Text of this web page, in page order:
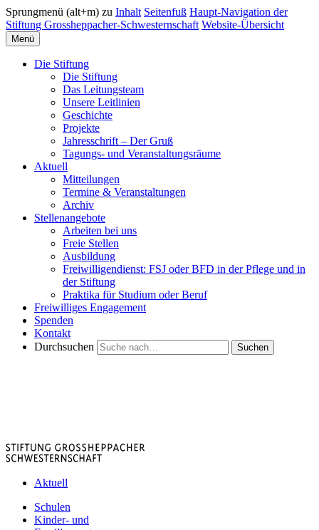
Sprungmenü (alt+m) zu Inhalt Seitenfuß Haupt-Navigation der
Stiftung Grossheppacher-Schwesternschaft Website-Übersicht
Menü
Die Stiftung
Die Stiftung
Das Leitungsteam
Unsere Leitlinien
Geschichte
Projekte
Jahresschrift – Der Gruß
Tagungs- und Veranstaltungsräume
Aktuell
Mitteilungen
Termine & Veranstaltungen
Archiv
Stellenangebote
Arbeiten bei uns
Freie Stellen
Ausbildung
Freiwilligendienst: FSJ oder BFD in der Pflege und in
der Stiftung
Praktika für Studium oder Beruf
Freiwilliges Engagement
Spenden
Kontakt
Durchsuchen
Suchen
Aktuell
Schulen
Kinder- und